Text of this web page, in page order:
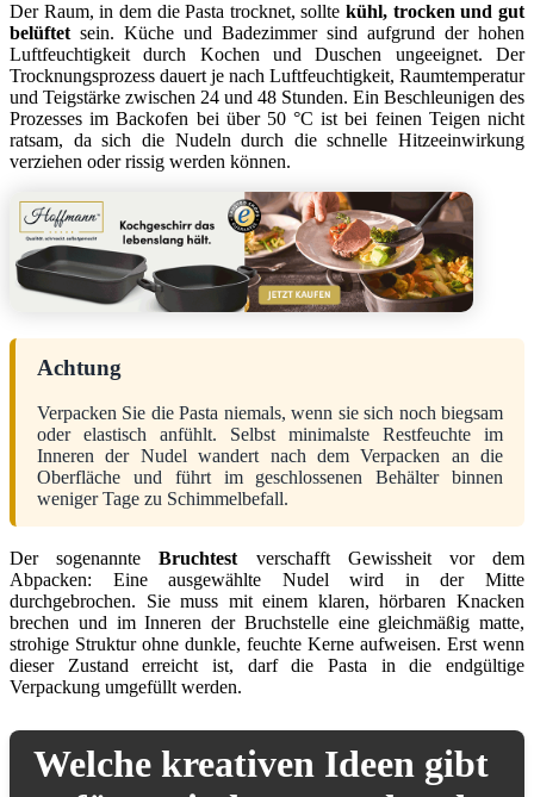
Der Raum, in dem die Pasta trocknet, solltekühl, trocken und gut
belüftet sein. Küche und Badezimmer sind aufgrund der hohen
Luftfeuchtigkeit durch Kochen und Duschen ungeeignet. Der
Trocknungsprozess dauert je nach Luftfeuchtigkeit, Raumtemperatur
und Teigstärke zwischen 24 und 48 Stunden. Ein Beschleunigen des
Prozesses im Backofen bei über 50 °C ist bei feinen Teigen nicht
ratsam, da sich die Nudeln durch die schnelle Hitzeeinwirkung
verziehen oder rissig werden können.
Achtung
Verpacken Sie die Pasta niemals, wenn sie sich noch biegsam
oder elastisch anfühlt. Selbst minimalste Restfeuchte im
Inneren der Nudel wandert nach dem Verpacken an die
Oberfläche und führt im geschlossenen Behälter binnen
weniger Tage zu Schimmelbefall.
Der sogenannteBruchtest verschafft Gewissheit vor dem
Abpacken: Eine ausgewählte Nudel wird in der Mitte
durchgebrochen. Sie muss mit einem klaren, hörbaren Knacken
brechen und im Inneren der Bruchstelle eine gleichmäßig matte,
strohige Struktur ohne dunkle, feuchte Kerne aufweisen. Erst wenn
dieser Zustand erreicht ist, darf die Pasta in die endgültige
Verpackung umgefüllt werden.
Welche kreativen Ideen gibt